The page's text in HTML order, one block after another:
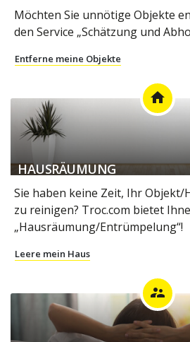
Möchten Sie unnötige Objekte
den Service „Schätzung und
Entferne meine Objekte
home
HAUSRÄUMUNG
Sie haben keine Zeit, Ihr Objekt/
zu reinigen? Troc.com bietet
„Hausräumung/Entrümpelung“!
Leere mein Haus
supervisor_account